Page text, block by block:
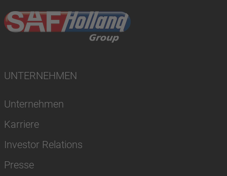
UNTERNEHMEN
Unternehmen
Karriere
Investor Relations
Presse